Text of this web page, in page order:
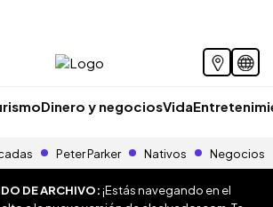
Dinero y negociosVida
Peter Parker Nativos Negocios
DE ARCHIVO:¡Estás navegando en el